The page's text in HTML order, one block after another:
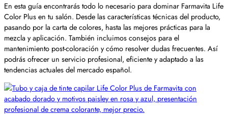
En esta guía encontrarás todo lo necesario para dominar Farmavita Life
Color Plus en tu salón. Desde las características técnicas del producto,
pasando por la carta de colores, hasta las mejores prácticas para la
mezcla y aplicación. También incluimos consejos para el
mantenimiento post-coloración y cómo resolver dudas frecuentes. Así
podrás ofrecer un servicio profesional, eficiente y adaptado a las
tendencias actuales del mercado español.